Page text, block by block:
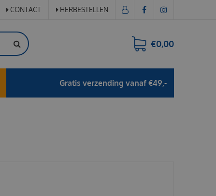
CONTACT HERBESTELLEN
€0,00
Gratis verzending vanaf €49,-